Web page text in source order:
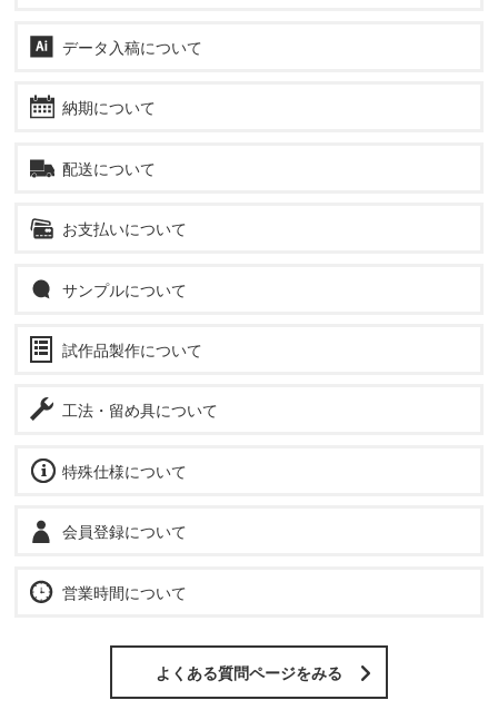
データ入稿について
納期について
配送について
お支払いについて
サンプルについて
試作品製作について
工法・留め具について
特殊仕様について
会員登録について
営業時間について
よくある質問ページをみる